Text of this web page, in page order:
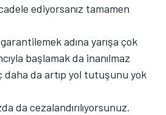
ediyorsanız tamamen
adına yarışa çok
başlamak da inanılmaz
daha da artıp yol tutuşunu yok
da cezalandırılıyorsunuz.